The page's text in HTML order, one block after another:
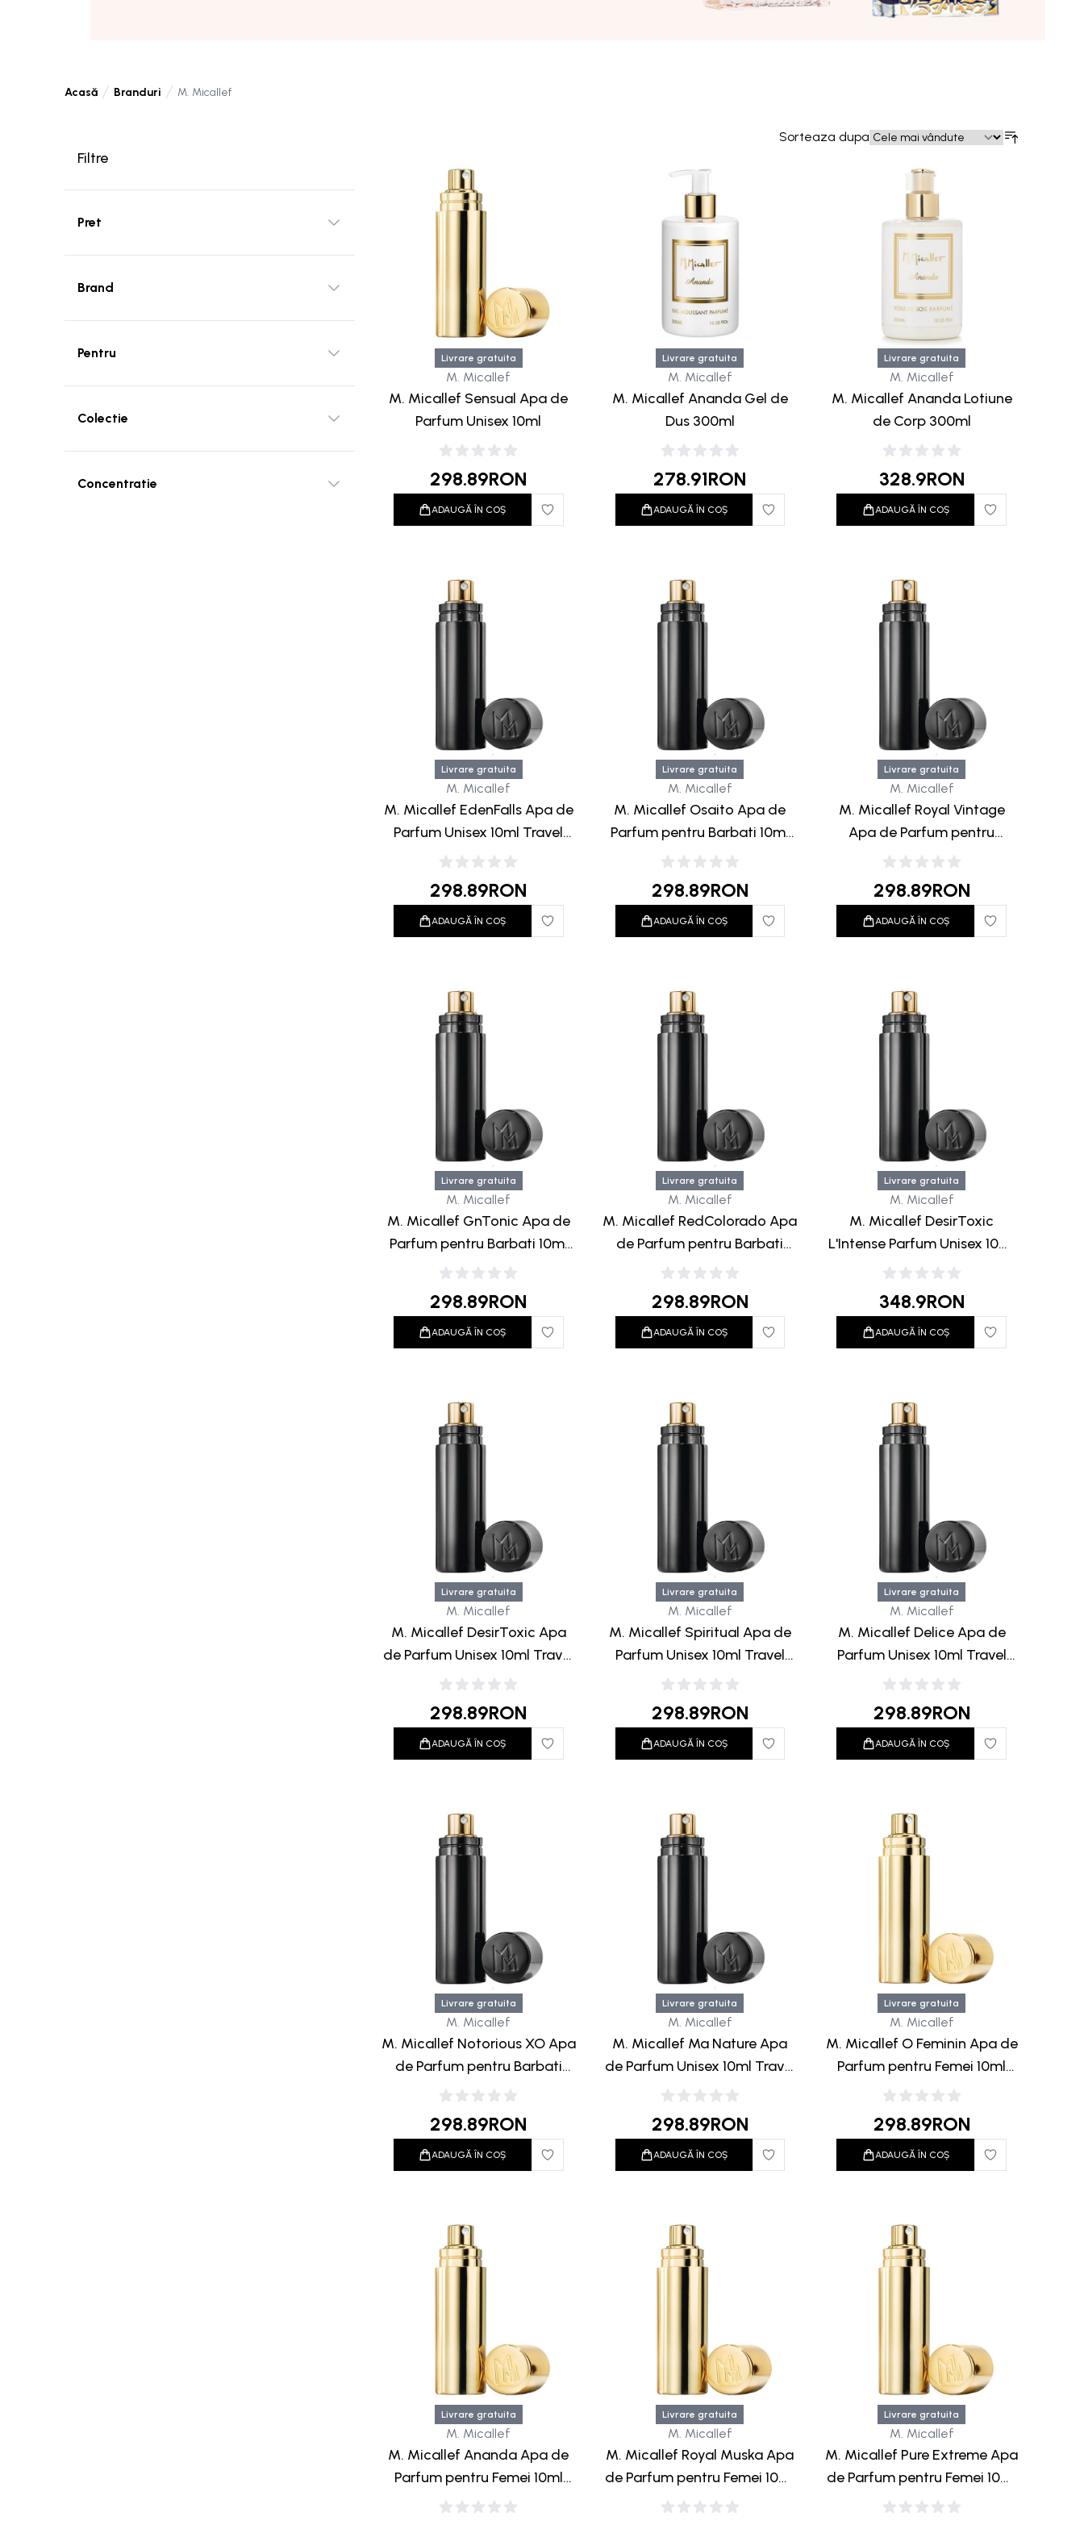
Acasă Branduri M. Micallef
Filtre
Pret
Brand
Pentru
Colectie
Concentratie
Sorteaza dupa
Livrare gratuita
M. Micallef
M. Micallef Sensual Apa de
Parfum Unisex 10ml
298.89RON
ADAUGĂ ÎN COȘ
Livrare gratuita
M. Micallef
M. Micallef Ananda Gel de
Dus 300ml
278.91RON
ADAUGĂ ÎN COȘ
Livrare gratuita
M. Micallef
M. Micallef Ananda Lotiune
de Corp 300ml
328.9RON
ADAUGĂ ÎN COȘ
Livrare gratuita
M. Micallef
M. Micallef EdenFalls Apa de
Parfum Unisex 10ml Travel
Black
298.89RON
ADAUGĂ ÎN COȘ
Livrare gratuita
M. Micallef
M. Micallef Osaito Apa de
Parfum pentru Barbati 10ml
Travel Black
298.89RON
ADAUGĂ ÎN COȘ
Livrare gratuita
M. Micallef
M. Micallef Royal Vintage
Apa de Parfum pentru
Barbati 10ml Travel Black
298.89RON
ADAUGĂ ÎN COȘ
Livrare gratuita
M. Micallef
M. Micallef GnTonic Apa de
Parfum pentru Barbati 10ml
Travel Black
298.89RON
ADAUGĂ ÎN COȘ
Livrare gratuita
M. Micallef
M. Micallef RedColorado Apa
de Parfum pentru Barbati
10ml Travel Black
298.89RON
ADAUGĂ ÎN COȘ
Livrare gratuita
M. Micallef
M. Micallef DesirToxic
L'Intense Parfum Unisex 10ml
Travel Black
348.9RON
ADAUGĂ ÎN COȘ
Livrare gratuita
M. Micallef
M. Micallef DesirToxic Apa
de Parfum Unisex 10ml Travel
Black
298.89RON
ADAUGĂ ÎN COȘ
Livrare gratuita
M. Micallef
M. Micallef Spiritual Apa de
Parfum Unisex 10ml Travel
Black
298.89RON
ADAUGĂ ÎN COȘ
Livrare gratuita
M. Micallef
M. Micallef Delice Apa de
Parfum Unisex 10ml Travel
Black
298.89RON
ADAUGĂ ÎN COȘ
Livrare gratuita
M. Micallef
M. Micallef Notorious XO Apa
de Parfum pentru Barbati
10ml Travel Black
298.89RON
ADAUGĂ ÎN COȘ
Livrare gratuita
M. Micallef
M. Micallef Ma Nature Apa
de Parfum Unisex 10ml Travel
Gold
298.89RON
ADAUGĂ ÎN COȘ
Livrare gratuita
M. Micallef
M. Micallef O Feminin Apa de
Parfum pentru Femei 10ml
Travel Gold
298.89RON
ADAUGĂ ÎN COȘ
Livrare gratuita
M. Micallef
M. Micallef Ananda Apa de
Parfum pentru Femei 10ml
Travel Gold
Livrare gratuita
M. Micallef
M. Micallef Royal Muska Apa
de Parfum pentru Femei 10ml
Travel Gold
Livrare gratuita
M. Micallef
M. Micallef Pure Extreme Apa
de Parfum pentru Femei 10ml
Travel Gold